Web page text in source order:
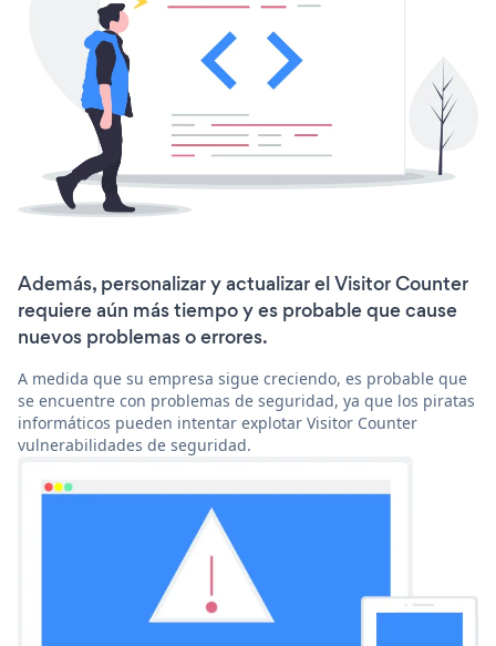
Además, personalizar y actualizar el Visitor Counter
requiere aún más tiempo y es probable que cause
nuevos problemas o errores.
A medida que su empresa sigue creciendo, es probable que
se encuentre con problemas de seguridad, ya que los piratas
informáticos pueden intentar explotar Visitor Counter
vulnerabilidades de seguridad.